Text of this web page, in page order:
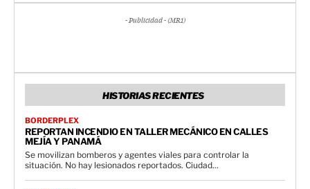
- Publicidad - (MR1)
HISTORIAS RECIENTES
BORDERPLEX
REPORTAN INCENDIO EN TALLER MECÁNICO EN CALLES
MEJÍA Y PANAMÁ
Se movilizan bomberos y agentes viales para controlar la
situación. No hay lesionados reportados. Ciudad...